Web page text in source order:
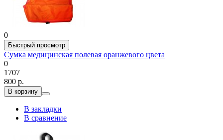
0
Быстрый просмотр
Сумка медицинская полевая оранжевого цвета
0
1707
800 р.
В корзину
В закладки
В сравнение